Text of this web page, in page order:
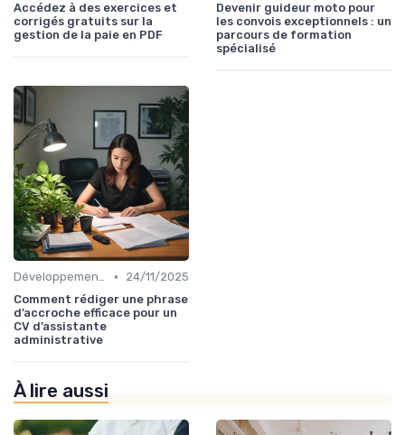
Accédez à des exercices et
corrigés gratuits sur la
gestion de la paie en PDF
Devenir guideur moto pour
les convois exceptionnels : un
parcours de formation
spécialisé
Développement Personnel et Soft Skills •
24/11/2025
Comment rédiger une phrase
d’accroche efficace pour un
CV d’assistante
administrative
À lire aussi